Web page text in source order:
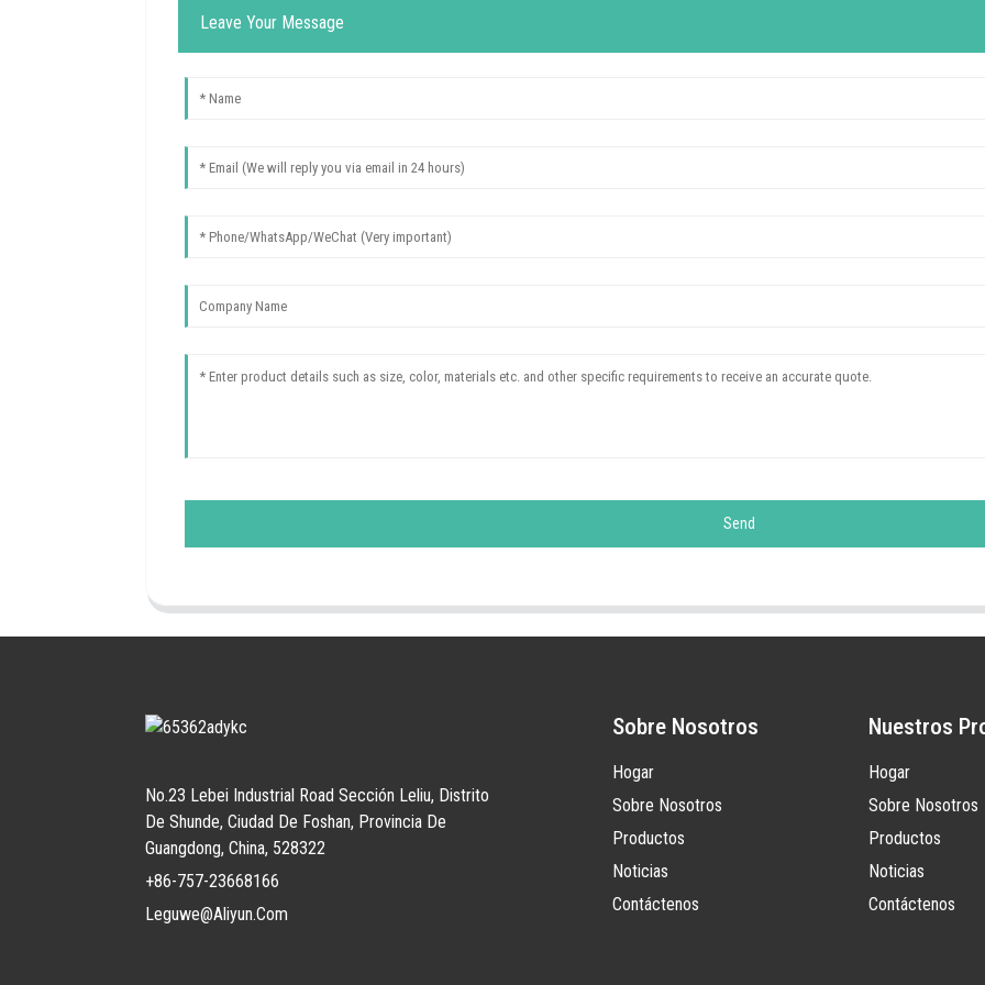
Leave Your Message
Send
No.23 Lebei Industrial Road Sección Leliu, Distrito
De Shunde, Ciudad De Foshan, Provincia De
Guangdong, China, 528322
+86-757-23668166
Leguwe@aliyun.com
Sobre Nosotros
Hogar
Sobre Nosotros
Productos
Noticias
Contáctenos
Nuestros
Hogar
Sobre Nosotros
Productos
Noticias
Contáctenos